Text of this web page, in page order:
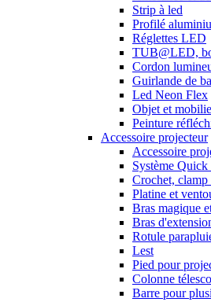
Strip à led
Profilé
Réglettes LED
TUB@LED,
Cordon
Guirlande de
Led Neon Flex
Objet et
Peinture
Accessoire projecteur
Accessoire
Système
Crochet, clamp
Platine et
Bras magique
Bras
Rotule
Lest
Pied pour
Colonne
Barre pour